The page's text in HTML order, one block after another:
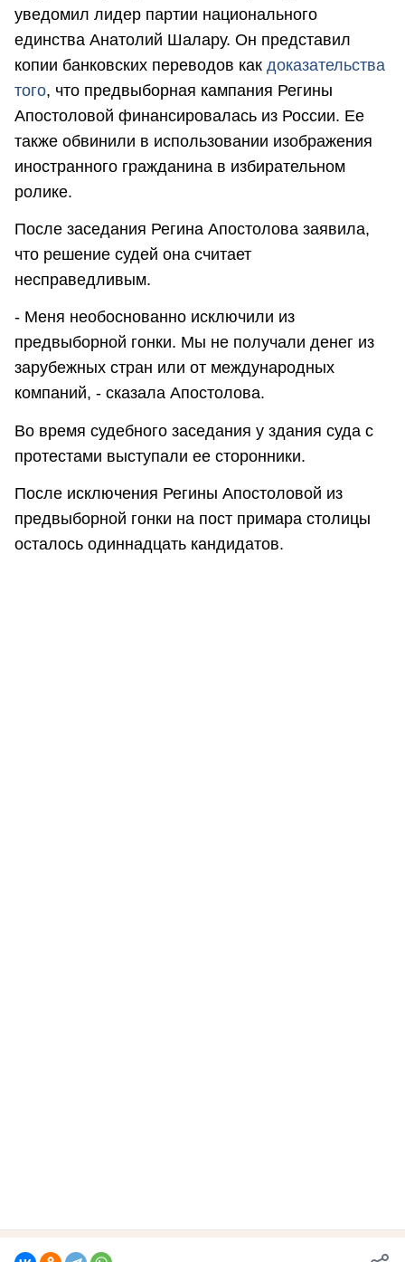
уведомил лидер партии национального
единства Анатолий Шалару. Он представил
копии банковских переводов как доказательства
того, что предвыборная кампания Регины
Апостоловой финансировалась из России. Ее
также обвинили в использовании изображения
иностранного гражданина в избирательном
ролике.
После заседания Регина Апостолова заявила,
что решение судей она считает
несправедливым.
- Меня необоснованно исключили из
предвыборной гонки. Мы не получали денег из
зарубежных стран или от международных
компаний, - сказала Апостолова.
Во время судебного заседания у здания суда с
протестами выступали ее сторонники.
После исключения Регины Апостоловой из
предвыборной гонки на пост примара столицы
осталось одиннадцать кандидатов.